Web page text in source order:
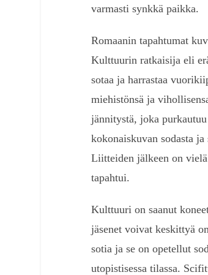
varmasti synkkä paikka.
Romaanin tapahtumat
Kulttuurin ratkaisija eli
sotaa ja harrastaa
miehistönsä ja
jännitystä, joka
kokonaiskuvan sodasta
Liitteiden jälkeen on
tapahtui.
Kulttuuri on saanut
jäsenet voivat keskittyä
sotia ja se on opetellut
utopistisessa tilassa.